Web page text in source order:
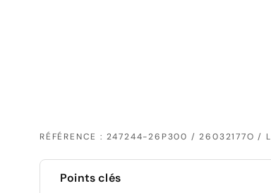
RÉFÉRENCE : 247244-26P300 / 26032177O / L
Points clés